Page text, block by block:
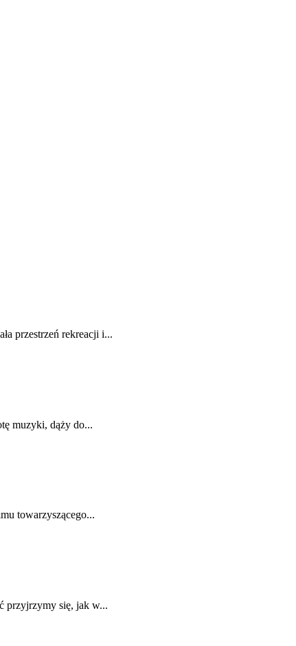
przestrzeń rekreacji i...
muzyki, dąży do...
towarzyszącego...
przyjrzymy się, jak w...